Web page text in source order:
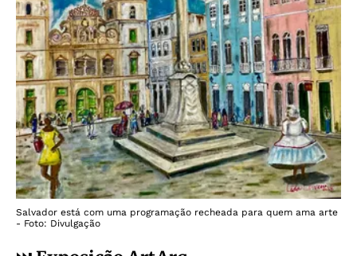
Salvador está com uma programação recheada para quem ama arte
- Foto: Divulgação